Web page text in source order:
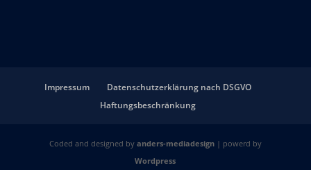
Impressum
Datenschutzerklärung nach DSGVO
Haftungsbeschränkung
Coded and designed by anders-mediadesign| powerd by
Wordpress